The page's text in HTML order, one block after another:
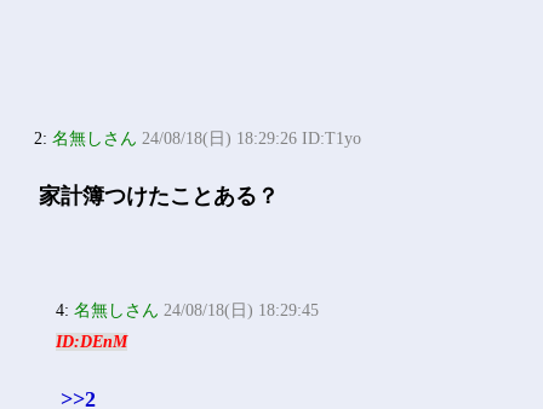
2:名無しさん 24/08/18(日) 18:29:26 ID:T1yo
家計簿つけたことある？
4:名無しさん 24/08/18(日) 18:29:45
ID:DEnM
>>2